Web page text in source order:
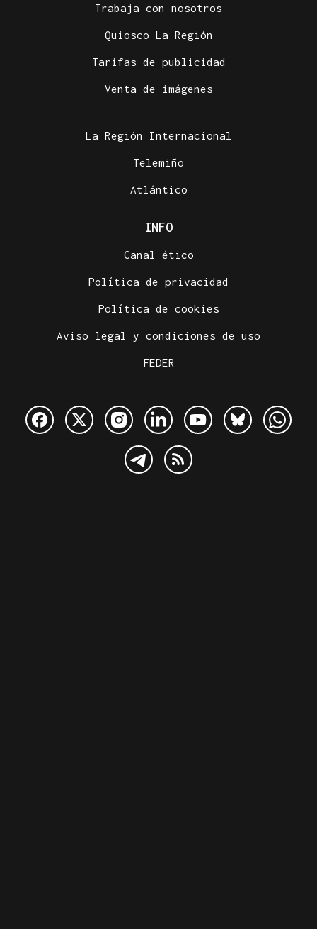
Trabaja con nosotros
Quiosco La Región
Tarifas de publicidad
Venta de imágenes
La Región Internacional
Telemiño
Atlántico
INFO
Canal ético
Política de privacidad
Política de cookies
Aviso legal y condiciones de uso
FEDER